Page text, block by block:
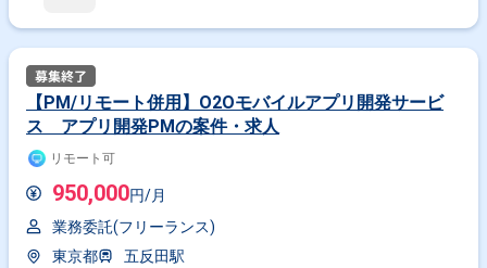
【PM/リモート併用】O2Oモバイルアプリ開発サービ
ス アプリ開発PMの案件・求人
リモート可
950,000円/月
業務委託(フリーランス)
東京都
五反田駅